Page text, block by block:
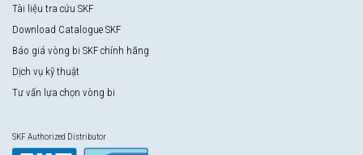
Tài liệu tra cứu SKF
Download Catalogue SKF
Báo giá vòng bi SKF chính hãng
Dịch vụ kỹ thuật
Tư vấn lựa chọn vòng bi
SKF Authorized Distributor